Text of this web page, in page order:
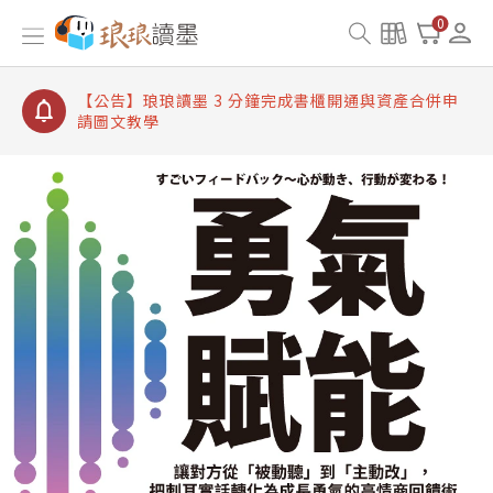
0
【公告】琅琅讀墨書櫃開通常見問題
【公告】琅琅讀墨 3 分鐘完成書櫃開通與資產合併申
【公告】琅琅書店服務升級重要說明及資產合併結果
查詢